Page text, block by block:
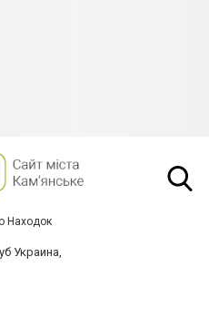
Находок
Украина,